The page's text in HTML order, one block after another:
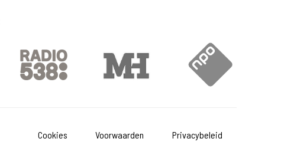
Cookies Voorwaarden Privacybeleid